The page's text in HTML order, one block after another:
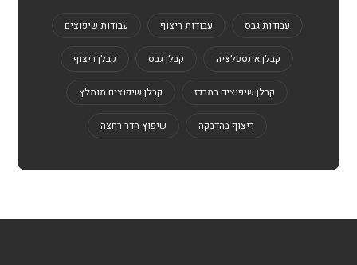
עבודות גבס עבודות ריצוף עבודות שיפוצים
קבלן אינסטלציה קבלן גבס קבלן ריצוף
קבלן שיפוצים במרכז קבלן שיפוצים מומלץ
ריצוף בהדבקה שיפוץ חדר רחצה